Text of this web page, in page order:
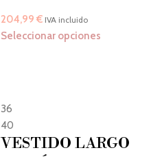
204,99 € IVA incluido
Seleccionar opciones
36
40
VESTIDO LARGO